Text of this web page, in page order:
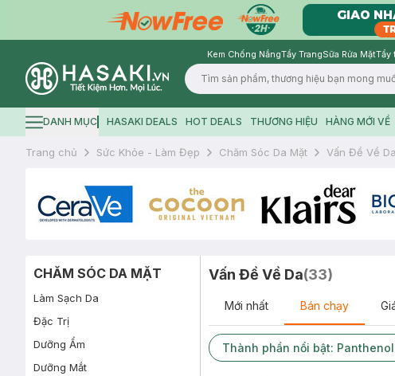
Kem Chống NắngTẩy TrangSữa Rửa MặtTẩy
Logo
Hamburger icon
DANH MỤC HASAKI DEALS HOT DEALS THƯƠNG HIỆU HÀNG MỚI VỀ
Trang chủ Sức Khỏe - Làm Đẹp Chăm Sóc Da Mặt Vấn Đề Về Da
CHĂM SÓC DA MẶT
Làm Sạch Da
Đặc Trị
Dưỡng Ẩm
Dưỡng Mắt
Vấn Đề Về Da(33)
Mới nhất Bán chạy
Thành phần nổi bật: